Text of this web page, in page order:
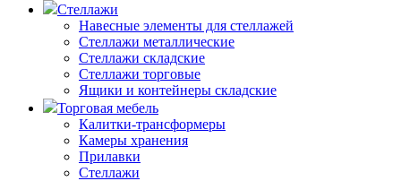
Стеллажи
Навесные элементы для стеллажей
Стеллажи металлические
Стеллажи складские
Стеллажи торговые
Ящики и контейнеры складские
Торговая мебель
Калитки-трансформеры
Камеры хранения
Прилавки
Стеллажи